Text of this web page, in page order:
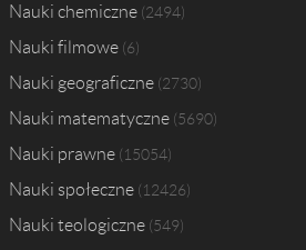
Nauki chemiczne 2494
Nauki filmowe 6
Nauki geograficzne 2730
Nauki matematyczne 5690
Nauki prawne 15054
Nauki społeczne 12426
Nauki teologiczne 549